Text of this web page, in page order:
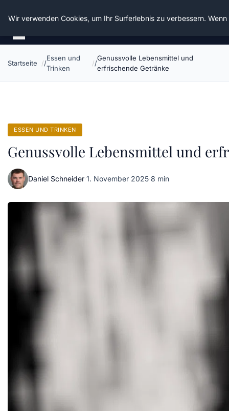
Die Schnitter
Startseite
Essen und
Trinken
Genussvolle Lebensmittel und
erfrischende Getränke
ESSEN UND TRINKEN
Genussvolle Lebensmittel und
Daniel Schneider·1. November 2025·8 min
Wir verwenden Cookies, um Ihr Surferlebnis zu verbessern.